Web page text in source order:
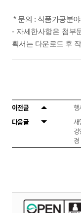
* 문의 : 식품가공분
- 자세한사항은 첨부
획서는 다운로드 후
이전글
행
다음글
새